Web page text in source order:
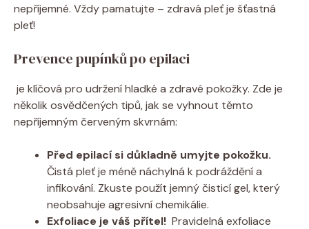
⁤nepříjemné. Vždy⁢ pamatujte​ – zdravá pleť⁢ je šťastná
pleť!
Prevence ‌pupínků po epilaci
⁢ je klíčová ​pro udržení hladké‍ a zdravé ⁤pokožky. ⁤Zde ⁢je
několik osvědčených ​tipů, ‌jak se vyhnout těmto
nepříjemným‌ červeným‌ skvrnám:
Před epilací si důkladně umyjte⁤ pokožku.
Čistá pleť je méně náchylná k podráždění a
infikování. Zkuste‌ použít jemný čisticí‌ gel, který
neobsahuje agresivní chemikálie.
Exfoliace je váš přítel! ‌ Pravidelná exfoliace